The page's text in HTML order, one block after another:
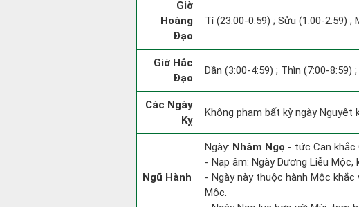
Giờ
Hoàng
Đạo
Tí (23:00-0:59) ; Sửu (1:00-2:59) ;
Giờ Hắc
Đạo
Dần (3:00-4:59) ; Thìn (7:00-8:59)
Các Ngày
Kỵ
Không phạm bất kỳ ngày Nguyệt
Ngũ Hành
Ngày: Nhâm Ngọ - tức Can khắc
- Nạp âm: Ngày Dương Liễu Mộc,
- Ngày này thuộc hành Mộc
Mộc.